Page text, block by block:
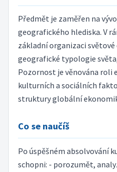
Předmět je zaměřen na
geografického hlediska. V
základní organizaci
geografické typologie
Pozornost je věnována roli
kulturních a sociálních
struktury globální
Co se naučíš
Po úspěšném absolvování
schopni: - porozumět,